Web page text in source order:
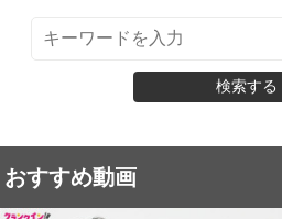
検索する
おすすめ動画